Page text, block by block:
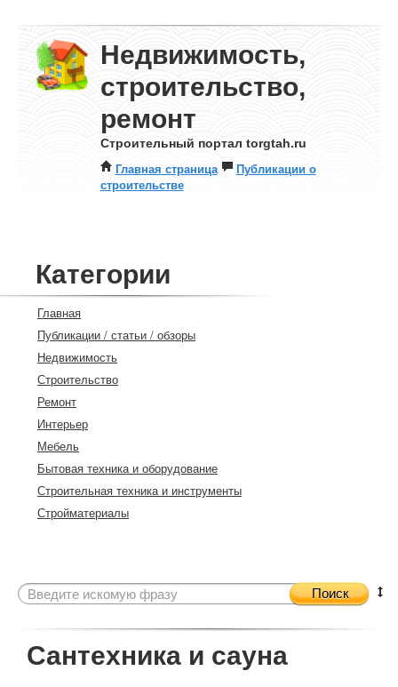
Недвижимость,
строительство,
ремонт
Строительный портал torgtah.ru
Главная страница
Публикации о
строительстве
Категории
Главная
Публикации / статьи / обзоры
Недвижимость
Строительство
Ремонт
Интерьер
Мебель
Бытовая техника и оборудование
Строительная техника и инструменты
Стройматериалы
Поиск
Сантехника и сауна